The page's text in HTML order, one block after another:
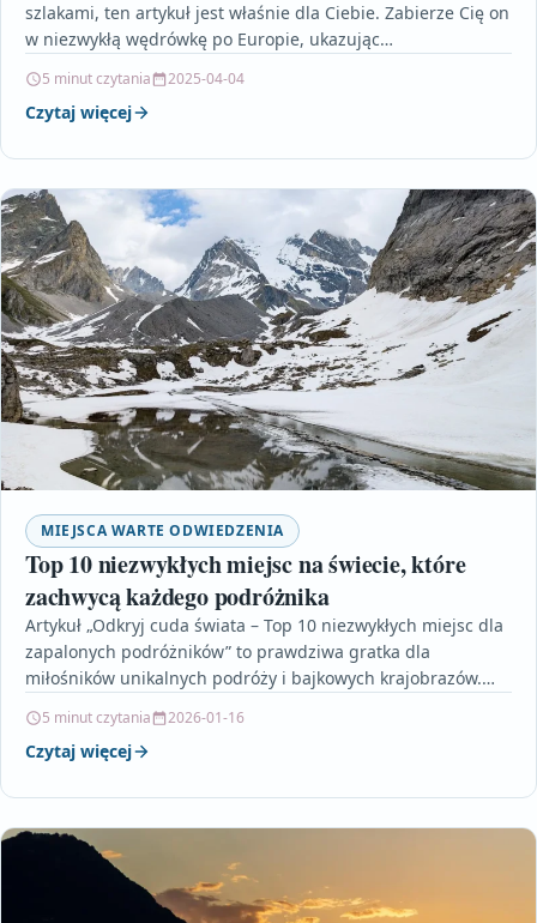
szlakami, ten artykuł jest właśnie dla Ciebie. Zabierze Cię on
w niezwykłą wędrówkę po Europie, ukazując…
5 minut czytania 2025-04-04
Czytaj więcej
MIEJSCA WARTE ODWIEDZENIA
Top 10 niezwykłych miejsc na świecie, które
zachwycą każdego podróżnika
Artykuł „Odkryj cuda świata – Top 10 niezwykłych miejsc dla
zapalonych podróżników” to prawdziwa gratka dla
miłośników unikalnych podróży i bajkowych krajobrazów.
5 minut czytania 2026-01-16
Czytaj więcej